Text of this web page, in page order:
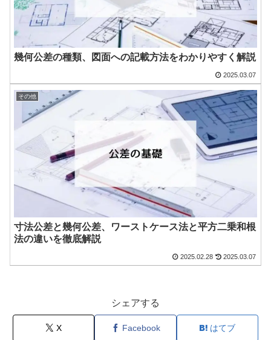
幾何公差の種類、図面への記載方法をわかりやすく解説
2025.03.07
その他
寸法公差と幾何公差、ワーストケース法と平方二乗和根
法の違いを徹底解説
2025.02.28 2025.03.07
シェアする
X Facebook はてブ